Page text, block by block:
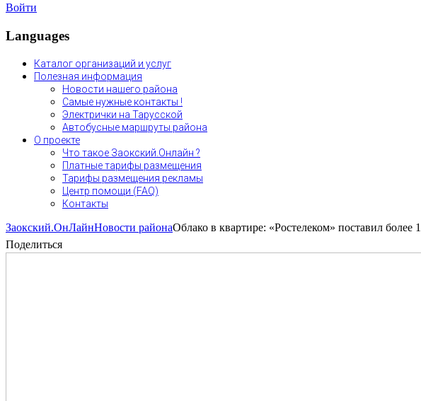
Войти
Languages
Каталог организаций и услуг
Полезная информация
Новости нашего района
Самые нужные контакты !
Электрички на Тарусской
Автобусные маршруты района
О проекте
Что такое Заокский.Онлайн ?
Платные тарифы размещения
Тарифы размещения рекламы
Центр помощи (FAQ)
Контакты
Заокский.ОнЛайнНовости районаОблако в квартире: «Ростелеком» поставил
Поделиться